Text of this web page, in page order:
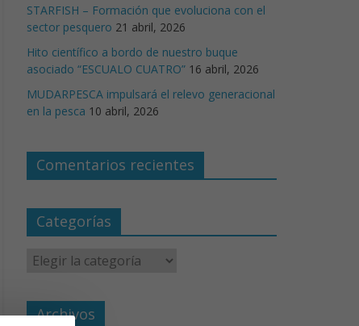
STARFISH – Formación que evoluciona con el
sector pesquero 21 abril, 2026
Hito científico a bordo de nuestro buque
asociado “ESCUALO CUATRO” 16 abril, 2026
MUDARPESCA impulsará el relevo generacional
en la pesca 10 abril, 2026
Comentarios recientes
Categorías
Archivos